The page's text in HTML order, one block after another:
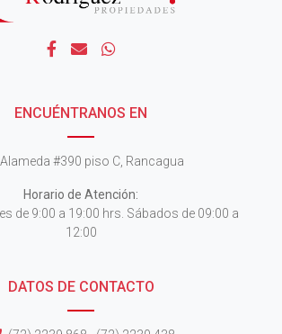
ENCUÉNTRANOS EN
Alameda #390 piso C, Rancagua
Horario de Atención:
de 9:00 a 19:00 hrs. Sábados de 09:00 a
12:00
DATOS DE CONTACTO